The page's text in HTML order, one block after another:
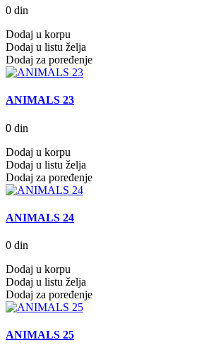
0 din
Dodaj u korpu
Dodaj u listu želja
Dodaj za poređenje
ANIMALS 23
0 din
Dodaj u korpu
Dodaj u listu želja
Dodaj za poređenje
ANIMALS 24
0 din
Dodaj u korpu
Dodaj u listu želja
Dodaj za poređenje
ANIMALS 25